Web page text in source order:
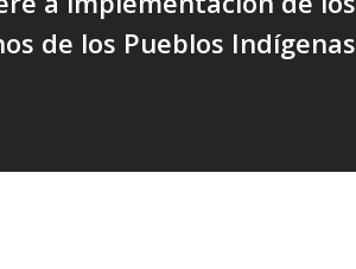
de los Pueblos Indígenas